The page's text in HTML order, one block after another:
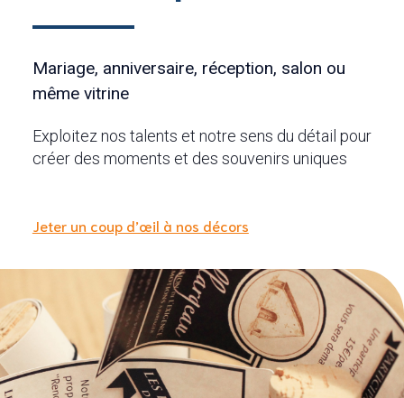
Mariage, anniversaire, réception, salon ou
même vitrine
Exploitez nos talents et notre sens du détail pour
créer des moments et des souvenirs uniques
Jeter un coup d’œil à nos décors